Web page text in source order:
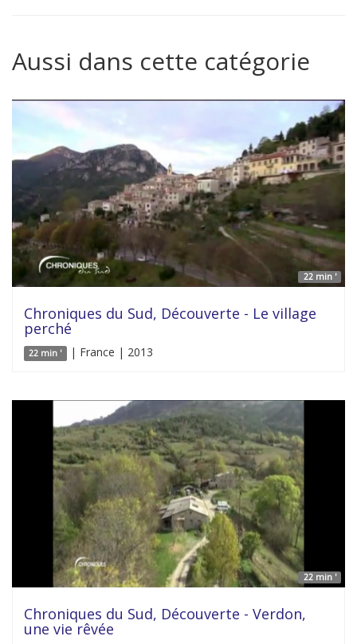
Aussi dans cette catégorie
22 min '
Chroniques du Sud, Découverte - Le village
perché
22 min ' | France | 2013
22 min '
Chroniques du Sud, Découverte - Verdon,
une vie rêvée